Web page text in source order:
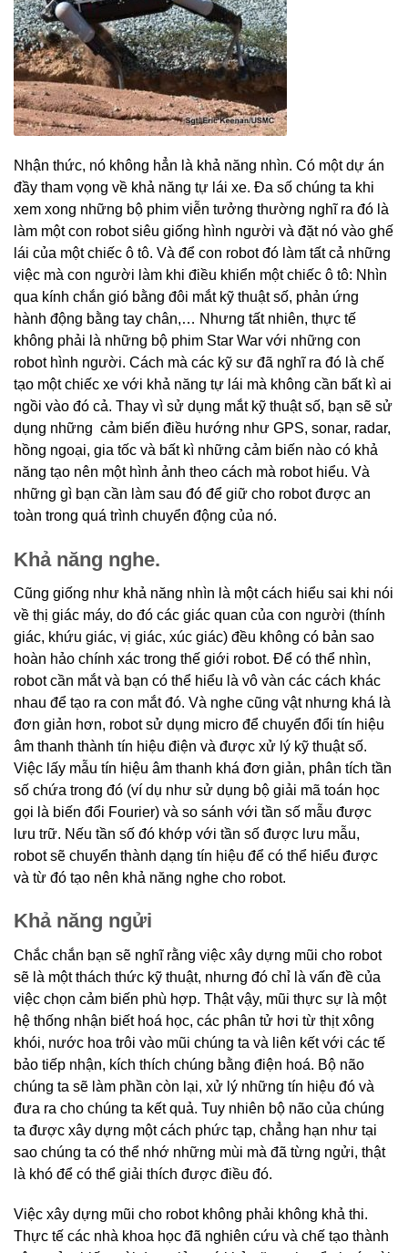
Nhận thức, nó không hẳn là khả năng nhìn. Có một dự án
đầy tham vọng về khả năng tự lái xe. Đa số chúng ta khi
xem xong những bộ phim viễn tưởng thường nghĩ ra đó là
làm một con robot siêu giống hình người và đặt nó vào ghế
lái của một chiếc ô tô. Và để con robot đó làm tất cả những
việc mà con người làm khi điều khiển một chiếc ô tô: Nhìn
qua kính chắn gió bằng đôi mắt kỹ thuật số, phản ứng
hành động bằng tay chân,… Nhưng tất nhiên, thực tế
không phải là những bộ phim Star War với những con
robot hình người. Cách mà các kỹ sư đã nghĩ ra đó là chế
tạo một chiếc xe với khả năng tự lái mà không cần bất kì ai
ngồi vào đó cả. Thay vì sử dụng mắt kỹ thuật số, bạn sẽ sử
dụng những cảm biến điều hướng như GPS, sonar, radar,
hồng ngoại, gia tốc và bất kì những cảm biến nào có khả
năng tạo nên một hình ảnh theo cách mà robot hiểu. Và
những gì bạn cần làm sau đó để giữ cho robot được an
toàn trong quá trình chuyển động của nó.
Khả năng nghe.
Cũng giống như khả năng nhìn là một cách hiểu sai khi nói
về thị giác máy, do đó các giác quan của con người (thính
giác, khứu giác, vị giác, xúc giác) đều không có bản sao
hoàn hảo chính xác trong thế giới robot. Để có thể nhìn,
robot cần mắt và bạn có thể hiểu là vô vàn các cách khác
nhau để tạo ra con mắt đó. Và nghe cũng vật nhưng khá là
đơn giản hơn, robot sử dụng micro để chuyển đổi tín hiệu
âm thanh thành tín hiệu điện và được xử lý kỹ thuật số.
Việc lấy mẫu tín hiệu âm thanh khá đơn giản, phân tích tần
số chứa trong đó (ví dụ như sử dụng bộ giải mã toán học
gọi là biến đổi Fourier) và so sánh với tần số mẫu được
lưu trữ. Nếu tần số đó khớp với tần số được lưu mẫu,
robot sẽ chuyển thành dạng tín hiệu để có thể hiểu được
và từ đó tạo nên khả năng nghe cho robot.
Khả năng ngửi
Chắc chắn bạn sẽ nghĩ rằng việc xây dựng mũi cho robot
sẽ là một thách thức kỹ thuật, nhưng đó chỉ là vấn đề của
việc chọn cảm biến phù hợp. Thật vậy, mũi thực sự là một
hệ thống nhận biết hoá học, các phân tử hơi từ thịt xông
khói, nước hoa trôi vào mũi chúng ta và liên kết với các tế
bảo tiếp nhận, kích thích chúng bằng điện hoá. Bộ não
chúng ta sẽ làm phần còn lại, xử lý những tín hiệu đó và
đưa ra cho chúng ta kết quả. Tuy nhiên bộ não của chúng
ta được xây dựng một cách phức tạp, chẳng hạn như tại
sao chúng ta có thể nhớ những mùi mà đã từng ngửi, thật
là khó để có thể giải thích được điều đó.
Việc xây dựng mũi cho robot không phải không khả thi.
Thực tế các nhà khoa học đã nghiên cứu và chế tạo thành